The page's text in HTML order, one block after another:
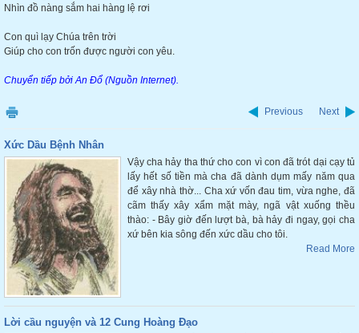
Nhìn đồ nàng sắm hai hàng lệ rơi
Con quì lạy Chúa trên trời
Giúp cho con trốn được người con yêu.
Chuyển tiếp bởi An Đổ (Nguồn Internet).
Previous Next
Xức Dầu Bệnh Nhân
Vậy cha hảy tha thứ cho con vì con đã trót dại cạy tủ
lấy hết số tiền mà cha đã dành dụm mấy năm qua
để xây nhà thờ... Cha xứ vốn đau tim, vừa nghe, đã
cãm thấy xây xẩm mặt mày, ngã vật xuống thều
thào: - Bây giờ đến lượt bà, bà hảy đi ngay, gọi cha
xứ bên kia sông đến xức dầu cho tôi.
Read More
Lời cầu nguyện và 12 Cung Hoàng Đạo